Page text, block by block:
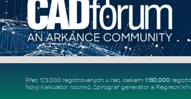
Přes 123.000 registrovaných u nás, celkem 1.130.000
Nový Kalkulátor nosníků, Spirograf generátor a Regresní